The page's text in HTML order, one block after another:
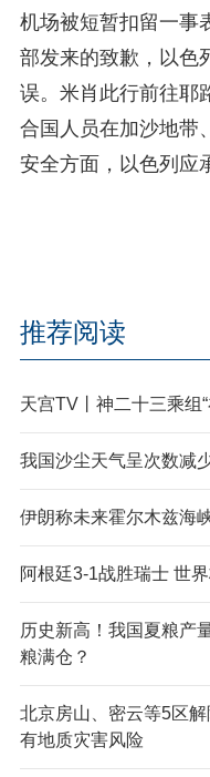
机场被短暂扣留一事
部发来的致歉，以色
误。米肖此行前往耶
合国人员在加沙地带
安全方面，以色列应
推荐阅读
天宫TV丨神二十三乘组
我国沙尘天气呈次数减
伊朗称未来霍尔木兹海
阿根廷3-1战胜瑞士 世
历史新高！我国夏粮产
粮满仓？
北京房山、密云等5区
有地质灾害风险